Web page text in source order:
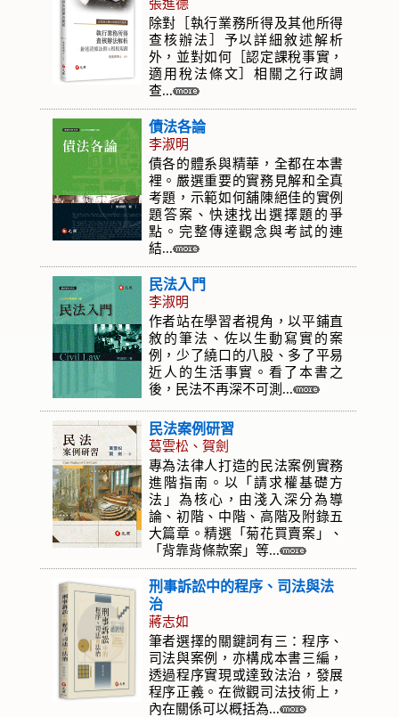
張進德
除對［執行業務所得及其他所得
查核辦法］予以詳細敘述解析
外，並對如何［認定課稅事實，
適用稅法條文］相關之行政調
查...
債法各論
李淑明
債各的體系與精華，全都在本書
裡。嚴選重要的實務見解和全真
考題，示範如何舖陳絕佳的實例
題答案、快速找出選擇題的爭
點。完整傳達觀念與考試的連
結...
民法入門
李淑明
作者站在學習者視角，以平鋪直
敘的筆法、佐以生動寫實的案
例，少了繞口的八股、多了平易
近人的生活事實。看了本書之
後，民法不再深不可測...
民法案例研習
葛雲松、賀劍
專為法律人打造的民法案例實務
進階指南。以「請求權基礎方
法」為核心，由淺入深分為導
論、初階、中階、高階及附錄五
大篇章。精選「菊花買賣案」、
「背靠背條款案」等...
刑事訴訟中的程序、司法與法
治
蔣志如
筆者選擇的關鍵詞有三：程序、
司法與案例，亦構成本書三編，
透過程序實現或達致法治，發展
程序正義。在微觀司法技術上，
內在關係可以概括為...